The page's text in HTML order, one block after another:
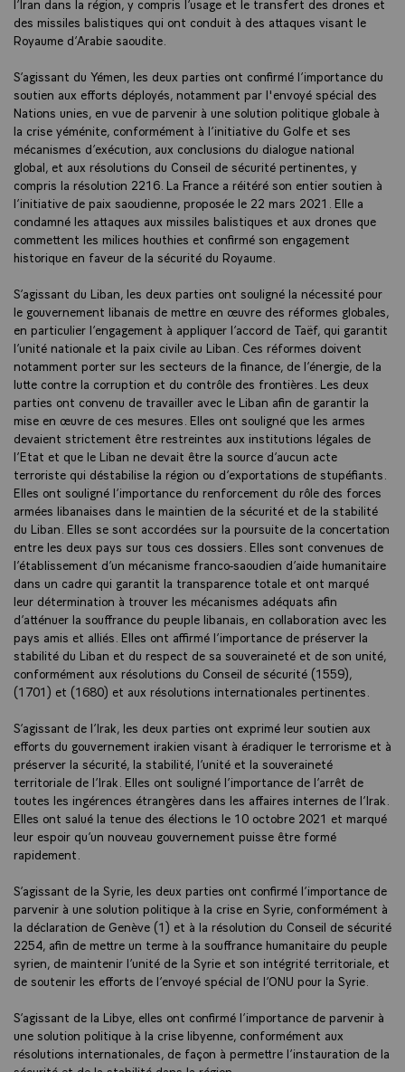
l’Iran dans la région, y compris l’usage et le transfert des drones et
des missiles balistiques qui ont conduit à des attaques visant le
Royaume d’Arabie saoudite.
S’agissant du Yémen, les deux parties ont confirmé l’importance du
soutien aux efforts déployés, notamment par l'envoyé spécial des
Nations unies, en vue de parvenir à une solution politique globale à
la crise yéménite, conformément à l’initiative du Golfe et ses
mécanismes d’exécution, aux conclusions du dialogue national
global, et aux résolutions du Conseil de sécurité pertinentes, y
compris la résolution 2216. La France a réitéré son entier soutien à
l’initiative de paix saoudienne, proposée le 22 mars 2021. Elle a
condamné les attaques aux missiles balistiques et aux drones que
commettent les milices houthies et confirmé son engagement
historique en faveur de la sécurité du Royaume.
S’agissant du Liban, les deux parties ont souligné la nécessité pour
le gouvernement libanais de mettre en œuvre des réformes globales,
en particulier l’engagement à appliquer l’accord de Taëf, qui garantit
l’unité nationale et la paix civile au Liban. Ces réformes doivent
notamment porter sur les secteurs de la finance, de l’énergie, de la
lutte contre la corruption et du contrôle des frontières. Les deux
parties ont convenu de travailler avec le Liban afin de garantir la
mise en œuvre de ces mesures. Elles ont souligné que les armes
devaient strictement être restreintes aux institutions légales de
l’Etat et que le Liban ne devait être la source d’aucun acte
terroriste qui déstabilise la région ou d’exportations de stupéfiants.
Elles ont souligné l’importance du renforcement du rôle des forces
armées libanaises dans le maintien de la sécurité et de la stabilité
du Liban. Elles se sont accordées sur la poursuite de la concertation
entre les deux pays sur tous ces dossiers. Elles sont convenues de
l’établissement d’un mécanisme franco-saoudien d’aide humanitaire
dans un cadre qui garantit la transparence totale et ont marqué
leur détermination à trouver les mécanismes adéquats afin
d’atténuer la souffrance du peuple libanais, en collaboration avec les
pays amis et alliés. Elles ont affirmé l’importance de préserver la
stabilité du Liban et du respect de sa souveraineté et de son unité,
conformément aux résolutions du Conseil de sécurité (1559),
(1701) et (1680) et aux résolutions internationales pertinentes.
S’agissant de l’Irak, les deux parties ont exprimé leur soutien aux
efforts du gouvernement irakien visant à éradiquer le terrorisme et à
préserver la sécurité, la stabilité, l’unité et la souveraineté
territoriale de l’Irak. Elles ont souligné l’importance de l’arrêt de
toutes les ingérences étrangères dans les affaires internes de l’Irak.
Elles ont salué la tenue des élections le 10 octobre 2021 et marqué
leur espoir qu’un nouveau gouvernement puisse être formé
rapidement.
S’agissant de la Syrie, les deux parties ont confirmé l’importance de
parvenir à une solution politique à la crise en Syrie, conformément à
la déclaration de Genève (1) et à la résolution du Conseil de sécurité
2254, afin de mettre un terme à la souffrance humanitaire du peuple
syrien, de maintenir l’unité de la Syrie et son intégrité territoriale, et
de soutenir les efforts de l’envoyé spécial de l’ONU pour la Syrie.
S’agissant de la Libye, elles ont confirmé l’importance de parvenir à
une solution politique à la crise libyenne, conformément aux
résolutions internationales, de façon à permettre l’instauration de la